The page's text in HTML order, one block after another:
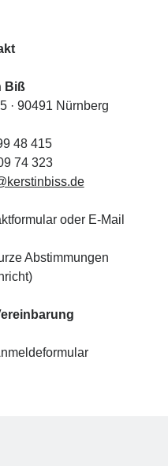
Biß
· 90491 Nürnberg
48 415
74 323
oder E-Mail
Abstimmungen